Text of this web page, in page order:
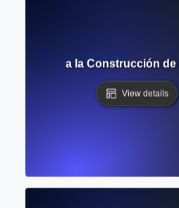
Guía para la Construcción
View details